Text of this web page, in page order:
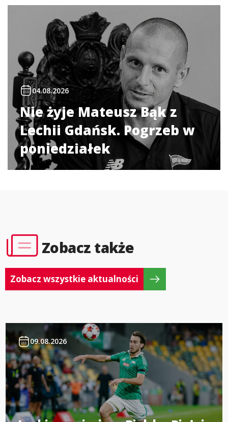
04.08.2026
Nie żyje Mateusz Bąk z
Lechii Gdańsk. Pogrzeb w
poniedziałek
Zobacz także
Zobacz wszystkie aktualności
09.08.2026